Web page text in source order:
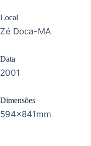
Local
Zé Doca-MA
Data
2001
Dimensões
594x841mm